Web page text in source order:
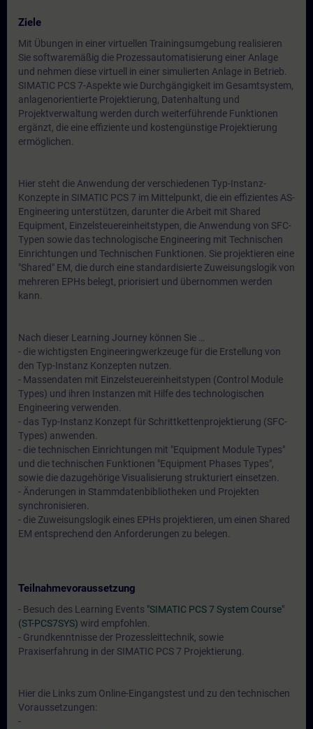
Ziele
Mit Übungen in einer virtuellen Trainingsumgebung realisieren
Sie softwaremäßig die Prozessautomatisierung einer Anlage
und nehmen diese virtuell in einer simulierten Anlage in Betrieb.
SIMATIC PCS 7-Aspekte wie Durchgängigkeit im Gesamtsystem,
anlagenorientierte Projektierung, Datenhaltung und
Projektverwaltung werden durch weiterführende Funktionen
ergänzt, die eine effiziente und kostengünstige Projektierung
ermöglichen.
Hier steht die Anwendung der verschiedenen Typ-Instanz-
Konzepte in SIMATIC PCS 7 im Mittelpunkt, die ein effizientes AS-
Engineering unterstützen, darunter die Arbeit mit Shared
Equipment, Einzelsteuereinheitstypen, die Anwendung von SFC-
Typen sowie das technologische Engineering mit Technischen
Einrichtungen und Technischen Funktionen. Sie projektieren eine
"Shared" EM, die durch eine standardisierte Zuweisungslogik von
mehreren EPHs belegt, priorisiert und übernommen werden
kann.
Nach dieser Learning Journey können Sie …
- die wichtigsten Engineeringwerkzeuge für die Erstellung von
den Typ-Instanz Konzepten nutzen.
- Massendaten mit Einzelsteuereinheitstypen (Control Module
Types) und ihren Instanzen mit Hilfe des technologischen
Engineering verwenden.
- das Typ-Instanz Konzept für Schrittkettenprojektierung (SFC-
Types) anwenden.
- die technischen Einrichtungen mit "Equipment Module Types"
und die technischen Funktionen "Equipment Phases Types",
sowie die dazugehörige Visualisierung strukturiert einsetzen.
- Änderungen in Stammdatenbibliotheken und Projekten
synchronisieren.
- die Zuweisungslogik eines EPHs projektieren, um einen Shared
EM entsprechend den Anforderungen zu belegen.
Teilnahmevoraussetzung
- Besuch des Learning Events "SIMATIC PCS 7 System Course"
(ST-PCS7SYS) wird empfohlen.
- Grundkenntnisse der Prozessleittechnik, sowie
Praxiserfahrung in der SIMATIC PCS 7 Projektierung.
Hier die Links zum Online-Eingangstest und zu den technischen
Voraussetzungen:
-